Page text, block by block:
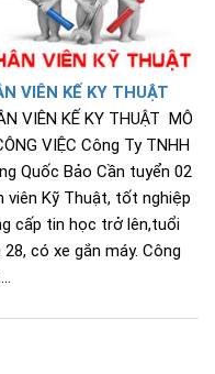
VIÊN KẾ KY THUẬT
VIÊN KẾ KY THUẬT MÔ
VIỆC Công Ty TNHH
Quốc Bảo Cần tuyển 02
viên Kỹ Thuật, tốt nghiệp
cấp tin học trở lên,tuổi
có xe gắn máy. Công